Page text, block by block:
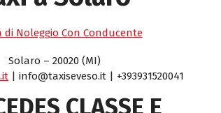
di Noleggio Con Conducente
Solaro – 20020 (MI)
| info@taxiseveso.it | +393931520041
CLASSE E